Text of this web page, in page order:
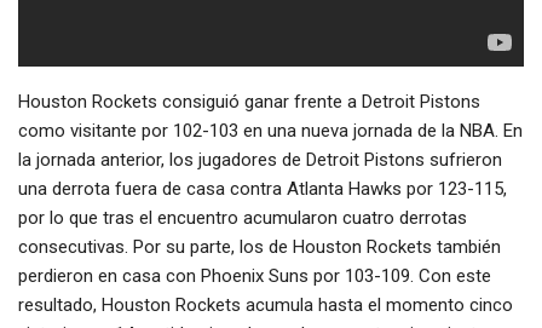
Houston Rockets consiguió ganar frente a Detroit Pistons
como visitante por 102-103 en una nueva jornada de la NBA. En
la jornada anterior, los jugadores de Detroit Pistons sufrieron
una derrota fuera de casa contra Atlanta Hawks por 123-115,
por lo que tras el encuentro acumularon cuatro derrotas
consecutivas. Por su parte, los de Houston Rockets también
perdieron en casa con Phoenix Suns por 103-109. Con este
resultado, Houston Rockets acumula hasta el momento cinco